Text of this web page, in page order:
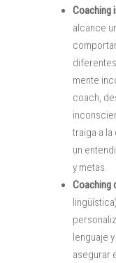
Coaching
alcance
mente
coach,
traiga a
un
y metas. ​
Coaching
lenguaje
asegurar